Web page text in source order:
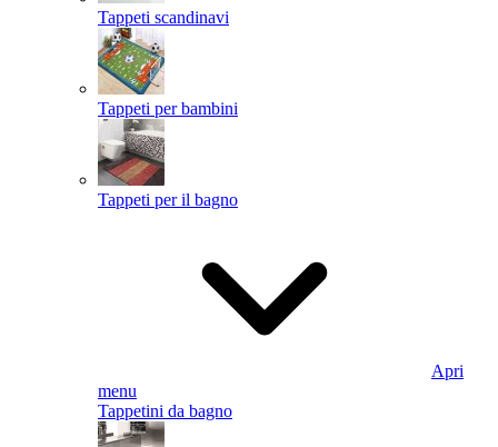
Tappeti scandinavi
Tappeti per bambini
Tappeti per il bagno
Apri
menu
Tappetini da bagno